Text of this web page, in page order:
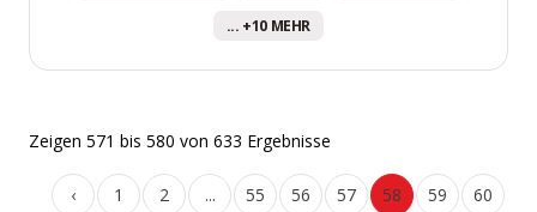
... +10 MEHR
Zeigen 571 bis 580 von 633 Ergebnisse
‹ 1 2 ... 55 56 57 58 59
60